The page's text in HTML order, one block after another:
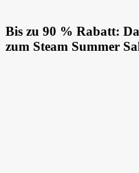
Bis zu 90 % Rabatt:
zum Steam Summer